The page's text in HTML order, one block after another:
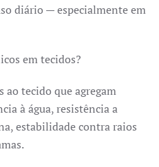
diário — especialmente em
em tecidos?
ao tecido que agregam
à água, resistência a
estabilidade contra raios